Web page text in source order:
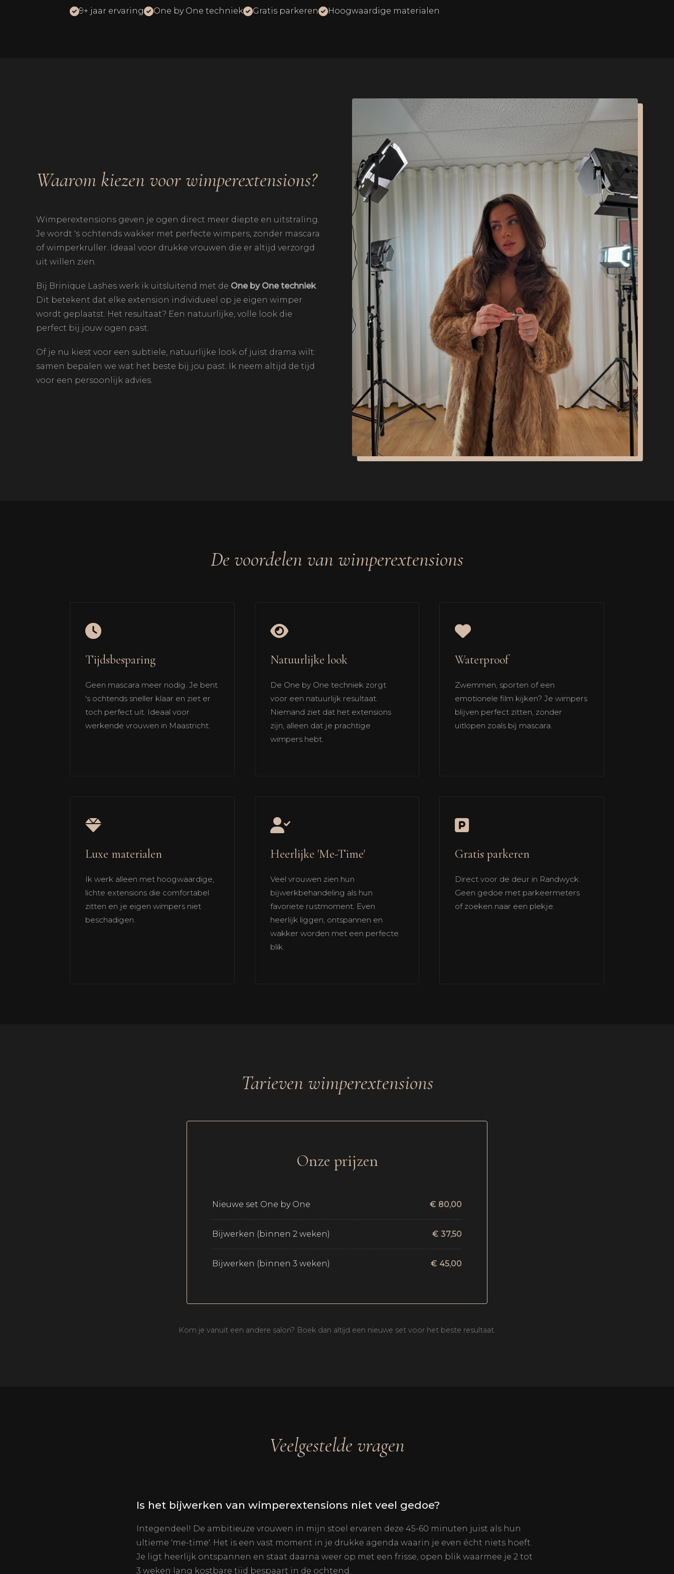
9+ jaar ervaring One by One techniek Gratis parkeren Hoogwaardige materialen
Waarom kiezen voor wimperextensions?
Wimperextensions geven je ogen direct meer diepte en uitstraling.
Je wordt 's ochtends wakker met perfecte wimpers, zonder mascara
of wimperkruller. Ideaal voor drukke vrouwen die er altijd verzorgd
uit willen zien.
Bij Brinique Lashes werk ik uitsluitend met de One by One techniek
Dit betekent dat elke extension individueel op je eigen wimper
wordt geplaatst. Het resultaat? Een natuurlijke, volle look die
perfect bij jouw ogen past.
Of je nu kiest voor een subtiele, natuurlijke look of juist drama wilt:
samen bepalen we wat het beste bij jou past. Ik neem altijd de tijd
voor een persoonlijk advies.
De voordelen van wimperextensions
Tijdsbesparing
Geen mascara meer nodig. Je bent
's ochtends sneller klaar en ziet er
toch perfect uit. Ideaal voor
werkende vrouwen in Maastricht.
Natuurlijke look
De One by One techniek zorgt
voor een natuurlijk resultaat.
Niemand ziet dat het extensions
zijn, alleen dat je prachtige
wimpers hebt.
Waterproof
Zwemmen, sporten of een
emotionele film kijken? Je wimpers
blijven perfect zitten, zonder
uitlopen zoals bij mascara.
Luxe materialen
Ik werk alleen met hoogwaardige,
lichte extensions die comfortabel
zitten en je eigen wimpers niet
beschadigen.
Heerlijke 'Me-Time'
Veel vrouwen zien hun
bijwerkbehandeling als hun
favoriete rustmoment. Even
heerlijk liggen, ontspannen en
wakker worden met een perfecte
blik.
Gratis parkeren
Direct voor de deur in Randwyck.
Geen gedoe met parkeermeters
of zoeken naar een plekje.
Tarieven wimperextensions
Onze prijzen
Nieuwe set One by One € 80,00
Bijwerken (binnen 2 weken) € 37,50
Bijwerken (binnen 3 weken) € 45,00
Kom je vanuit een andere salon? Boek dan altijd een nieuwe set voor het beste resultaat.
Veelgestelde vragen
Is het bijwerken van wimperextensions niet veel gedoe?
Integendeel! De ambitieuze vrouwen in mijn stoel ervaren deze 45-60 minuten juist als hun
ultieme 'me-time'. Het is een vast moment in je drukke agenda waarin je even écht niets hoeft.
Je ligt heerlijk ontspannen en staat daarna weer op met een frisse, open blik waarmee je 2 tot
3 weken lang kostbare tijd bespaart in de ochtend.